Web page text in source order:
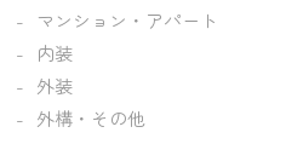
マンション・アパート
内装
外装
外構・その他